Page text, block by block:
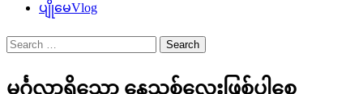
ပျိုမေVlog
Search
for:
မင်္ဂလာရှိသော နေ့သစ်လေးဖြစ်ပါစေ